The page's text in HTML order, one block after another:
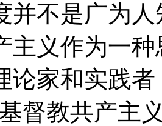
并不是广为
主义作为一
论家和实践
督教共产主